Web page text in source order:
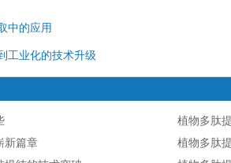
中的应用
工业化的技术升级
植物多肽
新篇章
植物多肽